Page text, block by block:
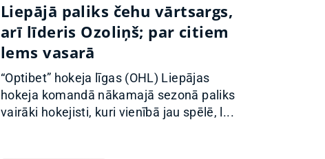
Liepājā paliks čehu vārtsargs,
arī līderis Ozoliņš; par citiem
lems vasarā
“Optibet” hokeja līgas (OHL) Liepājas
hokeja komandā nākamajā sezonā paliks
vairāki hokejisti, kuri vienībā jau spēlē, l...